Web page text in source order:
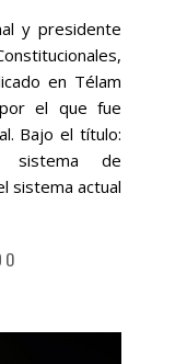
y presidente
en Télam
el que fue
Bajo el título:
sistema de
sistema actual